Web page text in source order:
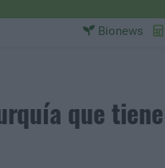
Bionews
que